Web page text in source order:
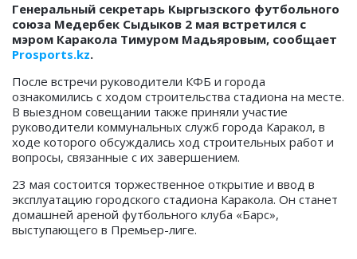
Генеральный секретарь Кыргызского футбольного
союза Медербек Сыдыков 2 мая встретился с
мэром Каракола Тимуром Мадьяровым, сообщает
Prosports.kz.
После встречи руководители КФБ и города
ознакомились с ходом строительства стадиона на месте.
В выездном совещании также приняли участие
руководители коммунальных служб города Каракол, в
ходе которого обсуждались ход строительных работ и
вопросы, связанные с их завершением.
23 мая состоится торжественное открытие и ввод в
эксплуатацию городского стадиона Каракола. Он станет
домашней ареной футбольного клуба «Барс»,
выступающего в Премьер-лиге.